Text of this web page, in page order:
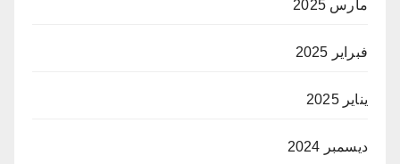
مارس 2025
فبراير 2025
يناير 2025
ديسمبر 2024